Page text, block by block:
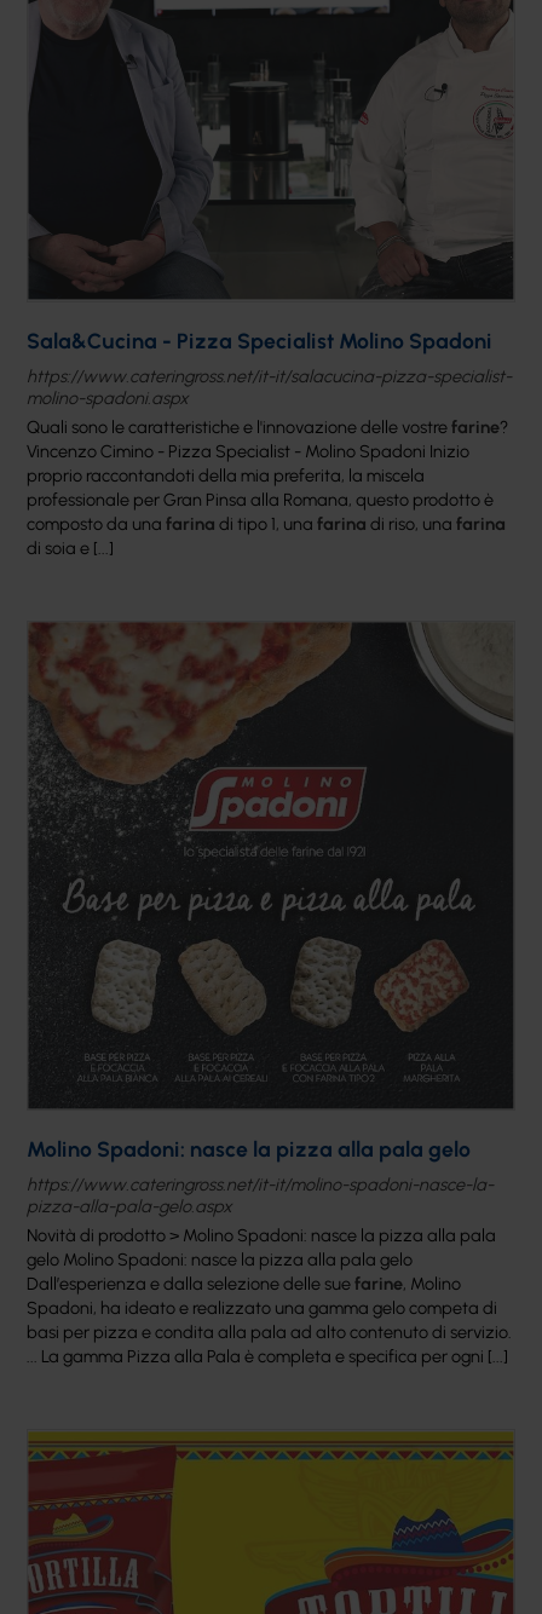
Sala&Cucina - Pizza Specialist Molino Spadoni
https://www.cateringross.net/it-it/salacucina-pizza-specialist-
molino-spadoni.aspx
Quali sono le caratteristiche e l'innovazione delle vostrefarine?
Vincenzo Cimino - Pizza Specialist - Molino Spadoni Inizio
proprio raccontandoti della mia preferita, la miscela
professionale per Gran Pinsa alla Romana, questo prodotto è
composto da unafarina di tipo 1, unafarina di riso, unafarina
di soia e [...]
Molino Spadoni: nasce la pizza alla pala gelo
https://www.cateringross.net/it-it/molino-spadoni-nasce-la-
pizza-alla-pala-gelo.aspx
Novità di prodotto > Molino Spadoni: nasce la pizza alla pala
gelo Molino Spadoni: nasce la pizza alla pala gelo
Dall’esperienza e dalla selezione delle suefarine, Molino
Spadoni, ha ideato e realizzato una gamma gelo competa di
basi per pizza e condita alla pala ad alto contenuto di servizio.
... La gamma Pizza alla Pala è completa e specifica per ogni [...]